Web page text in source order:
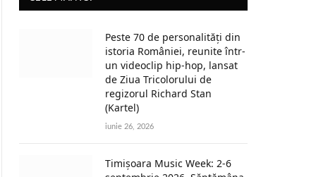
Peste 70 de personalități din
istoria României, reunite într-
un videoclip hip-hop, lansat
de Ziua Tricolorului de
regizorul Richard Stan
(Kartel)
iunie 26, 2026
Timișoara Music Week: 2-6